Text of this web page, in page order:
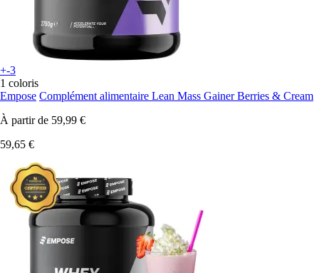
+-3
1 coloris
Empose Complément alimentaire Lean Mass Gainer Berries & Cream
À partir de 59,99 €
59,65 €